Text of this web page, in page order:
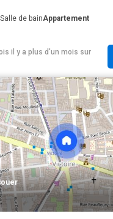
Salle de bainAppartement
il y a plus d'un mois sur